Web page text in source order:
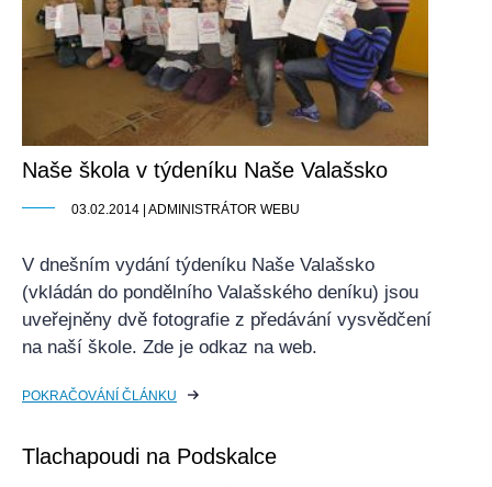
Naše škola v týdeníku Naše Valašsko
03.02.2014 | ADMINISTRÁTOR WEBU
V dnešním vydání týdeníku Naše Valašsko
(vkládán do pondělního Valašského deníku) jsou
uveřejněny dvě fotografie z předávání vysvědčení
na naší škole. Zde je odkaz na web.
POKRAČOVÁNÍ ČLÁNKU
Tlachapoudi na Podskalce